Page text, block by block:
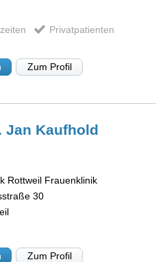
Privatpatienten
Zum Profil
Jan Kaufhold
Rottweil Frauenklinik
30
Zum Profil